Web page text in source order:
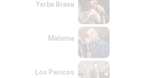
Yerba Brava
Maluma
Los Pericos